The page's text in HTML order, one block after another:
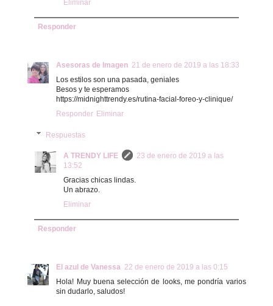
Eliminar
Responder
Asesoras de Imagen 21 de enero de 2019 a las 18:33
Los estilos son una pasada, geniales
Besos y te esperamos
https://midnighttrendy.es/rutina-facial-foreo-y-clinique/
Responder Eliminar
Respuestas
A TRENDY LIFE
23 de enero de 2019 a las
13:52
Gracias chicas lindas.
Un abrazo.
Eliminar
Responder
El azul de Vanessa 22 de enero de 2019 a las 0:15
Hola! Muy buena selección de looks, me pondría varios
sin dudarlo, saludos!